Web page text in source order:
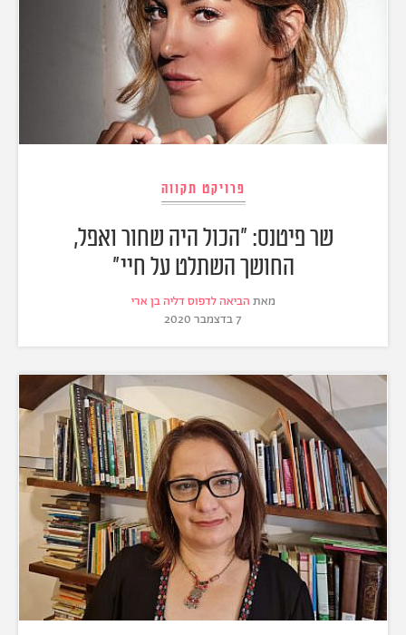
פרויקט תקווה
שר פיטנס: "הכול היה שחור ואפל,
החושך השתלט על חיי"
מאת הביאה לדפוס דליה בן ארי
7 בדצמבר 2020